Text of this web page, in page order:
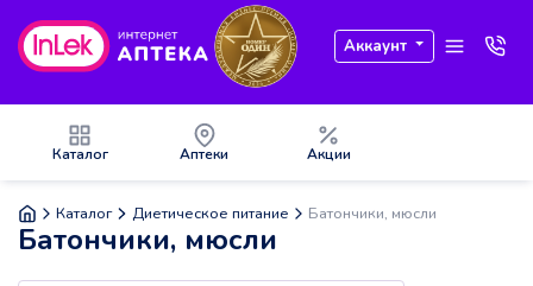
Аккаунт
Каталог Аптеки Акции
Каталог Диетическое питание Батончики, мюсли
Батончики, мюсли